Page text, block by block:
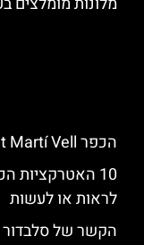
הכפר Sant Martí Vell (30 דקות נסיעה מגירונה)
10 האטרקציות
לראות או לעשות
הקשר של סלבדור